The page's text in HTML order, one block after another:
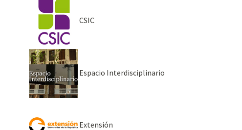
CSIC
Espacio Interdisciplinario
Extensión